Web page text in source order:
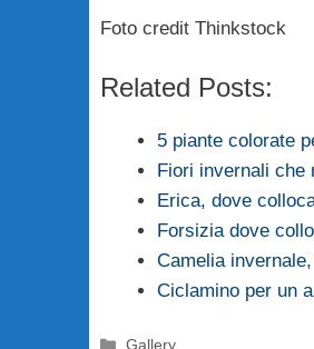
Foto credit Thinkstock
Related Posts:
5 piante colorate
Fiori invernali che
Erica, dove
Forsizia dove
Camelia
Ciclamino per un
Categorie
Gallery